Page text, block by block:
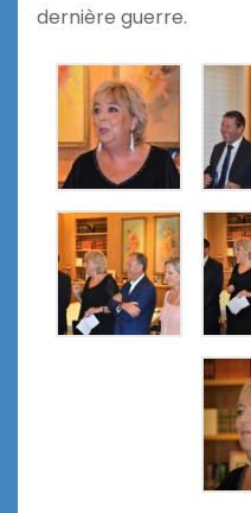
dernière guerre.